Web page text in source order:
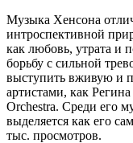
Музыка Хенсона
интроспективной
как любовь, утрата и
борьбу с сильной
выступить вживую и
артистами, как
Orchestra. Среди его
выделяется как его
тыс. просмотров.